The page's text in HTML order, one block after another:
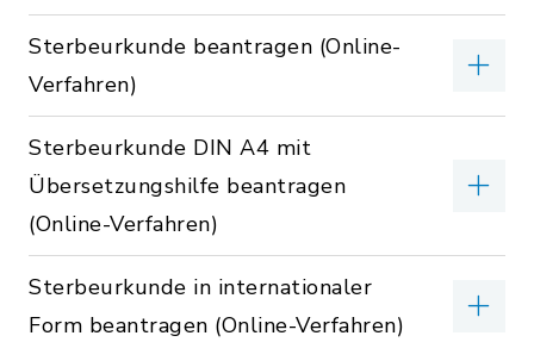
Sterbeurkunde beantragen (Online-
Verfahren)
Sterbeurkunde DIN A4 mit
Übersetzungshilfe beantragen
(Online-Verfahren)
Sterbeurkunde in internationaler
Form beantragen (Online-Verfahren)